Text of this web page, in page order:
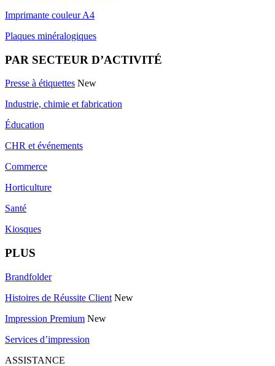
Imprimante couleur A4
Plaques minéralogiques
PAR SECTEUR D’ACTIVITÉ
Presse à étiquettes New
Industrie, chimie et fabrication
Éducation
CHR et événements
Commerce
Horticulture
Santé
Kiosques
PLUS
Brandfolder
Histoires de Réussite Client New
Impression Premium New
Services d’impression
ASSISTANCE